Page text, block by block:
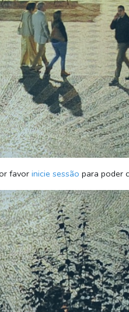
favor inicie sessão para poder